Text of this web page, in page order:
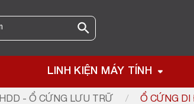
LINH KIỆN MÁY TÍNH
HDD - Ổ CỨNG LƯU TRỮ / Ổ CỨNG DI